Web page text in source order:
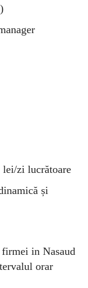
lei/zi lucrătoare
și
in Nasaud
orar